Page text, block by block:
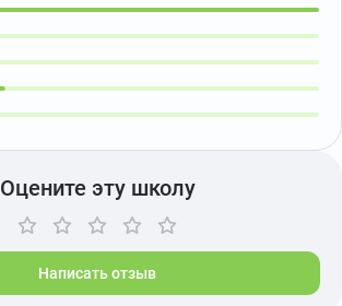
Оцените эту школу
Написать отзыв